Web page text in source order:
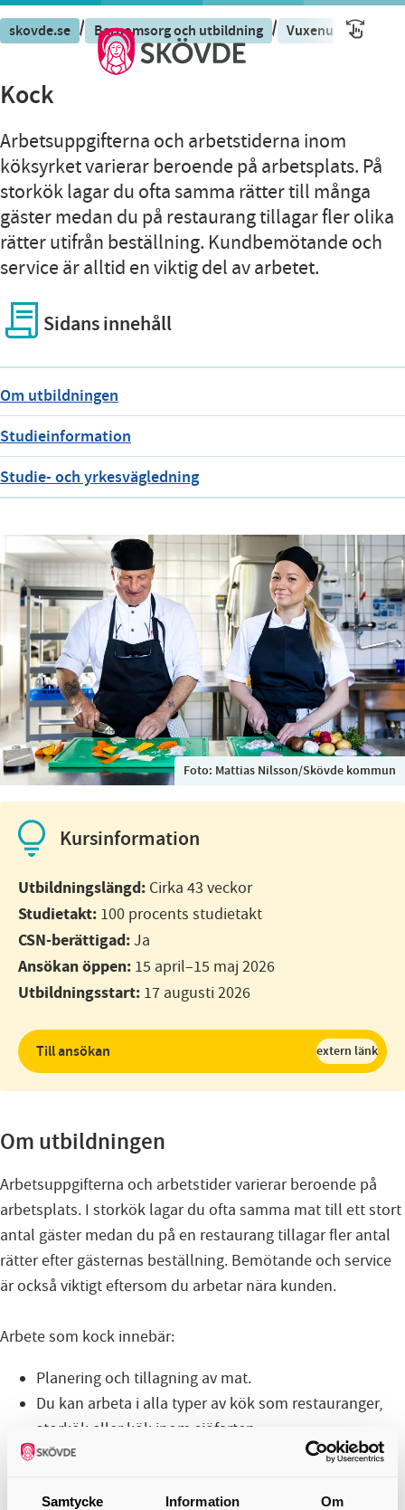
Samtycke Information Om
skovde.se / Barnomsorg och utbildning / Vuxenutbildning
Kock
Arbetsuppgifterna och arbetstiderna inom
köksyrket varierar beroende på arbetsplats. På
storkök lagar du ofta samma rätter till många
gäster medan du på restaurang tillagar fler olika
rätter utifrån beställning. Kundbemötande och
service är alltid en viktig del av arbetet.
Sidans innehåll
Om utbildningen
Studieinformation
Studie- och yrkesvägledning
Foto: Mattias Nilsson/Skövde kommun
Kursinformation
Utbildningslängd: Cirka 43 veckor
Studietakt: 100 procents studietakt
CSN-berättigad:Ja
Ansökan öppen: 15 april–15 maj 2026
Utbildningsstart: 17 augusti 2026
Till ansökan extern länk
Om utbildningen
Arbetsuppgifterna och arbetstider varierar beroende på
arbetsplats. I storkök lagar du ofta samma mat till ett stort
antal gäster medan du på en restaurang tillagar fler antal
rätter efter gästernas beställning. Bemötande och service
är också viktigt eftersom du arbetar nära kunden.
Arbete som kock innebär:
Planering och tillagning av mat.
Du kan arbeta i alla typer av kök som restauranger,
storkök eller kök inom sjöfarten.
Du arbetar ofta under tidspress och det är därför